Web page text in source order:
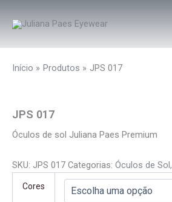
para
conteúdo
Início
Produtos JPS 017
JPS 017
Óculos de sol Juliana Paes Premium
SKU: JPS 017 Categorias: Óculos de Sol,
Cores